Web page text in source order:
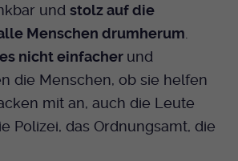
und stolz auf die
Menschen drumherum
nicht einfacher und
die Menschen, ob sie helfen
mit an, auch die Leute
Polizei, das Ordnungsamt, die